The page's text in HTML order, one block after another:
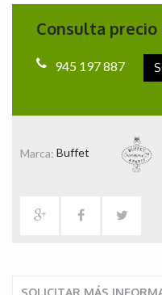
Consulta precio
945 197 887
Marca: Buffet
SOLICITAR MÁS